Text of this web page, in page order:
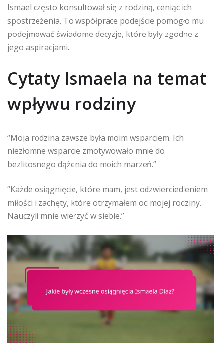
Ismael często konsultował się z rodziną, ceniąc ich
spostrzeżenia. To współprace podejście pomogło mu
podejmować świadome decyzje, które były zgodne z
jego aspiracjami.
Cytaty Ismaela na temat
wpływu rodziny
“Moja rodzina zawsze była moim wsparciem. Ich
niezłomne wsparcie zmotywowało mnie do
bezlitosnego dążenia do moich marzeń.”
“Każde osiągnięcie, które mam, jest odzwierciedleniem
miłości i zachęty, które otrzymałem od mojej rodziny.
Nauczyli mnie wierzyć w siebie.”